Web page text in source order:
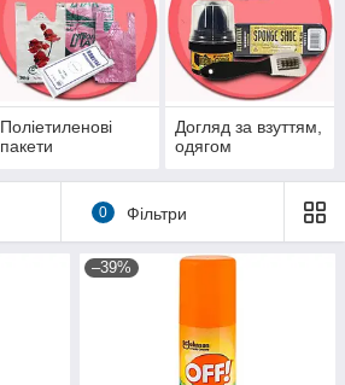
Поліетиленові
пакети
Догляд за взуттям,
одягом
0 Фільтри
–39%